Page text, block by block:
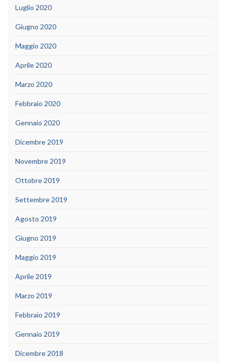
Luglio 2020
Giugno 2020
Maggio 2020
Aprile 2020
Marzo 2020
Febbraio 2020
Gennaio 2020
Dicembre 2019
Novembre 2019
Ottobre 2019
Settembre 2019
Agosto 2019
Giugno 2019
Maggio 2019
Aprile 2019
Marzo 2019
Febbraio 2019
Gennaio 2019
Dicembre 2018